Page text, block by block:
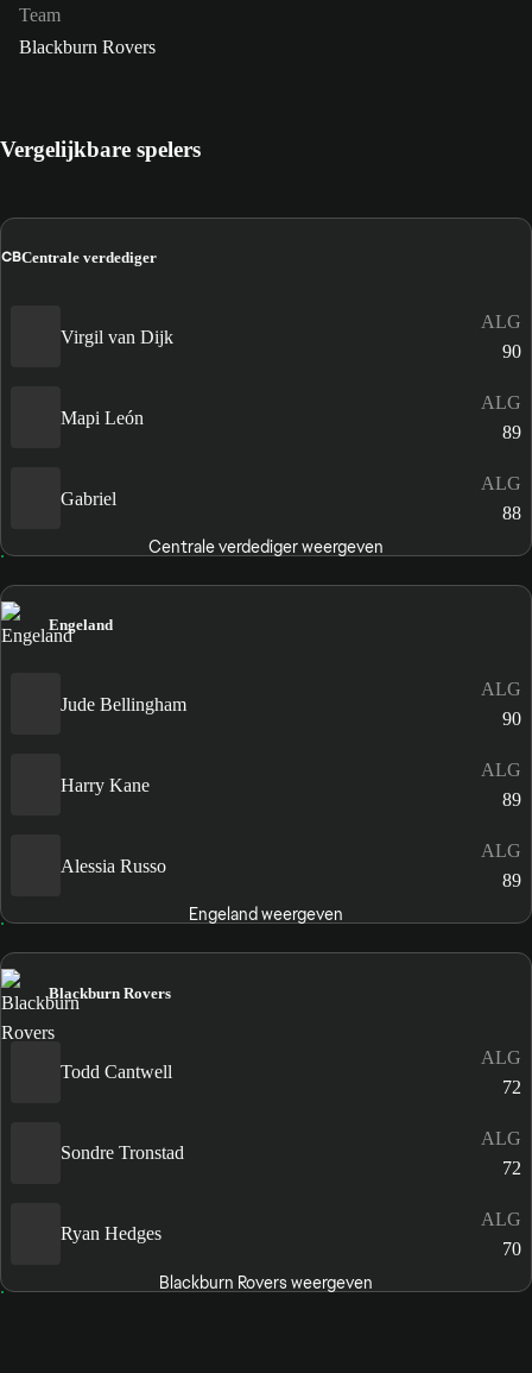
Team
Blackburn Rovers
Vergelijkbare spelers
CBCentrale verdediger
Virgil van Dijk
ALG
90
Mapi León
ALG
89
Gabriel
ALG
88
Centrale verdediger weergeven
Engeland
Jude Bellingham
ALG
90
Harry Kane
ALG
89
Alessia Russo
ALG
89
Engeland weergeven
Blackburn Rovers
Todd Cantwell
ALG
72
Sondre Tronstad
ALG
72
Ryan Hedges
ALG
70
Blackburn Rovers weergeven